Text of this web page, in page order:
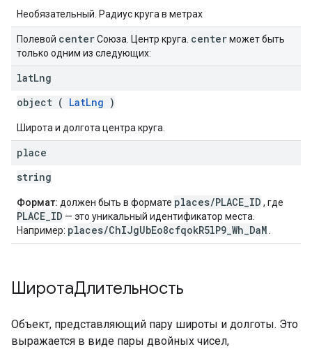
Необязательный. Радиус круга в метрах
Полевой centerСоюза. Центр круга. centerможет быть
только одним из следующих:
latLng
object ( LatLng )
Широта и долгота центра круга.
place
string
Формат: должен быть в формате places/PLACE_ID , где
PLACE_ID — это уникальный идентификатор места.
Например: places/ChIJgUbEo8cfqokR5lP9_Wh_DaM
ШиротаДлительность
Объект, представляющий пару широты и долготы. Это
выражается в виде пары двойных чисел,